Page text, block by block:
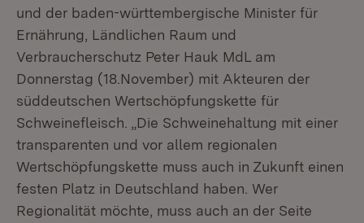
und der baden-württembergische Minister für
Ernährung, Ländlichen Raum und
Verbraucherschutz Peter Hauk MdL am
Donnerstag (18.November) mit Akteuren der
süddeutschen Wertschöpfungskette für
Schweinefleisch. „Die Schweinehaltung mit einer
transparenten und vor allem regionalen
Wertschöpfungskette muss auch in Zukunft einen
festen Platz in Deutschland haben. Wer
Regionalität möchte, muss auch an der Seite